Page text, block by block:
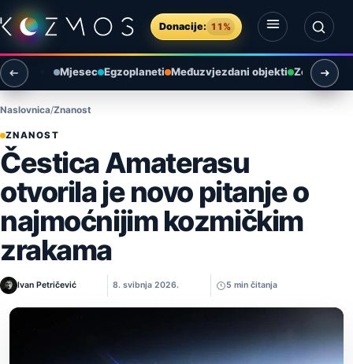
Preskoči na sadržaj
Donacije: 11%
Otvori izbornik
Otvori pretragu
Mjesec Egzoplaneti Međuzvjezdani objekti Zemlja i
Naslovnica Znanost
ZNANOST
Čestica Amaterasu
otvorila je novo pitanje o
najmoćnijim kozmičkim
zrakama
Ivan Petričević 8. svibnja 2026. 5 min čitanja